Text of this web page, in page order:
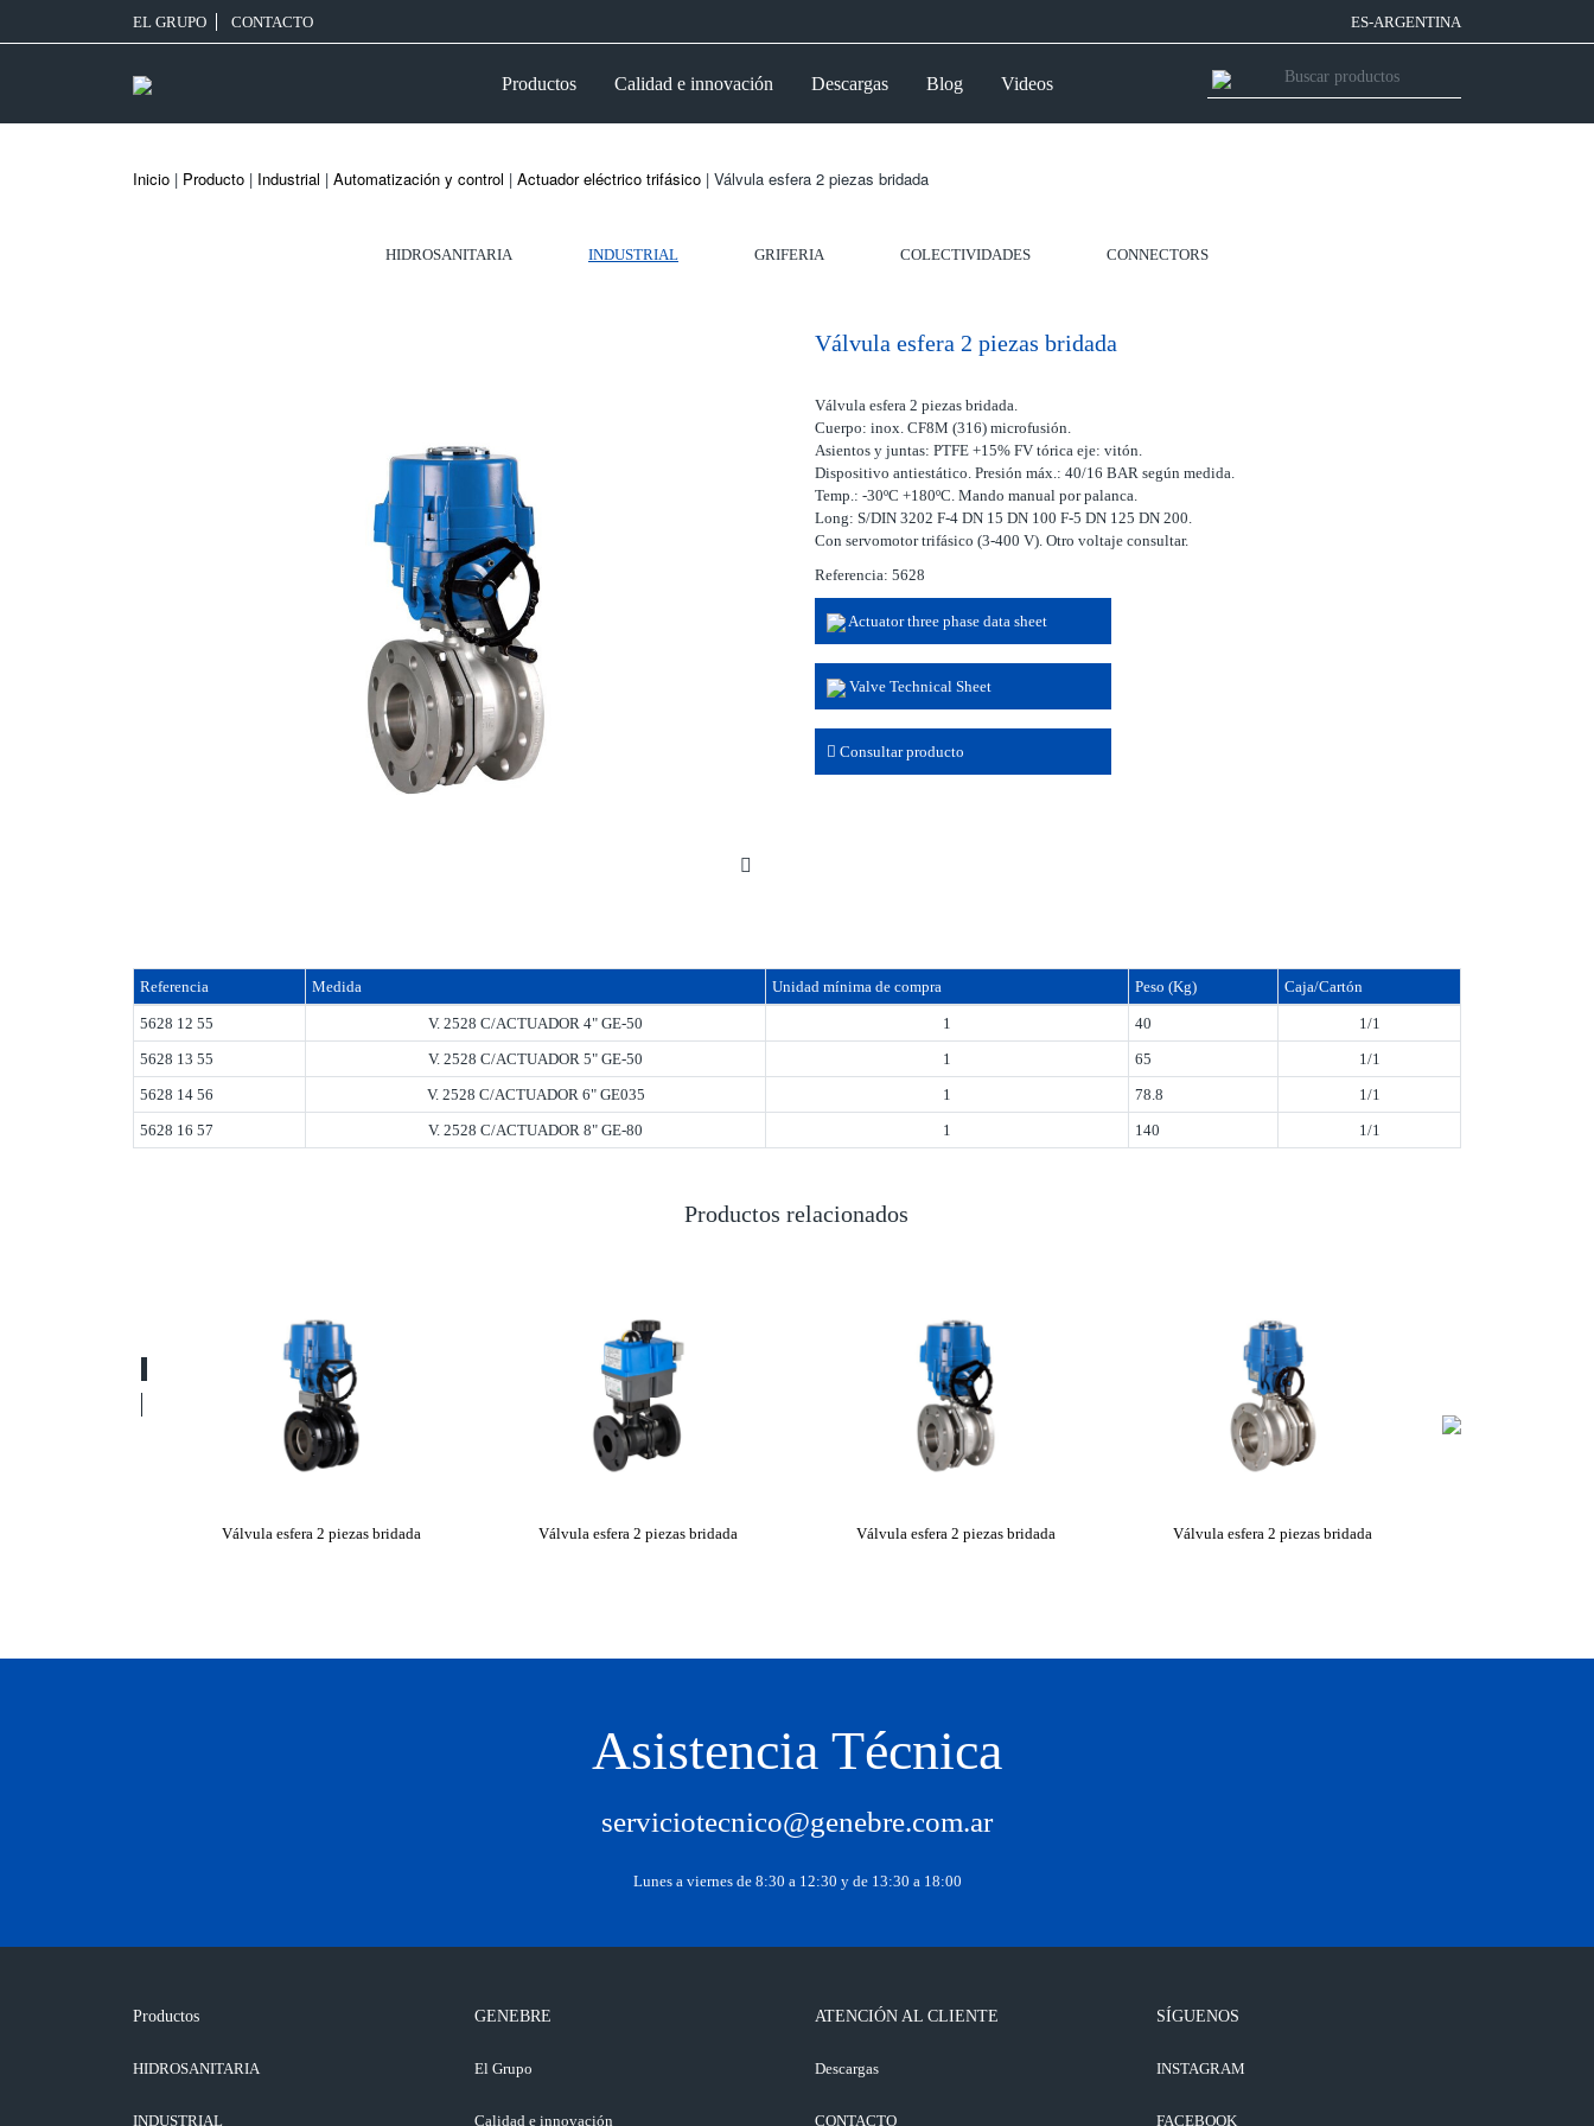
EL GRUPO CONTACTO ES-ARGENTINA
Productos Calidad e innovación Descargas Blog Videos
Inicio | Producto | Industrial | Automatización y control | Actuador eléctrico trifásico | Válvula esfera 2 piezas bridada
HIDROSANITARIA INDUSTRIAL GRIFERIA COLECTIVIDADES CONNECTORS
Válvula esfera 2 piezas bridada
Válvula esfera 2 piezas bridada.
Cuerpo: inox. CF8M (316) microfusión.
Asientos y juntas: PTFE +15% FV tórica eje: vitón.
Dispositivo antiestático. Presión máx.: 40/16 BAR según medida.
Temp.: -30ºC +180ºC. Mando manual por palanca.
Long: S/DIN 3202 F-4 DN 15 DN 100 F-5 DN 125 DN 200.
Con servomotor trifásico (3-400 V). Otro voltaje consultar.
Referencia: 5628
Actuator three phase data sheet
Valve Technical Sheet
Consultar producto
Referencia Medida Unidad mínima de compra Peso (Kg) Caja/Cartón
5628 12 55 V. 2528 C/ACTUADOR 4" GE-50 1 40
1/1
5628 13 55
V. 2528 C/ACTUADOR 5" GE-50 1 65
1/1
5628 14 56
V. 2528 C/ACTUADOR 6" GE035 1 78.8
1/1
5628 16 57
V. 2528 C/ACTUADOR 8" GE-80 1 140 1/1
Productos relacionados
Válvula esfera 2 piezas bridada Válvula esfera 2 piezas bridada Válvula esfera 2 piezas bridada Válvula esfera 2 piezas bridada
Asistencia Técnica
serviciotecnico@genebre.com.ar
Lunes a viernes de 8:30 a 12:30 y de 13:30 a 18:00
Productos
HIDROSANITARIA
INDUSTRIAL
GENEBRE
El Grupo
Calidad e innovación
ATENCIÓN AL CLIENTE
Descargas
CONTACTO
SÍGUENOS
INSTAGRAM
FACEBOOK